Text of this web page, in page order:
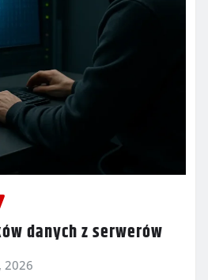
danych z serwerów
2026